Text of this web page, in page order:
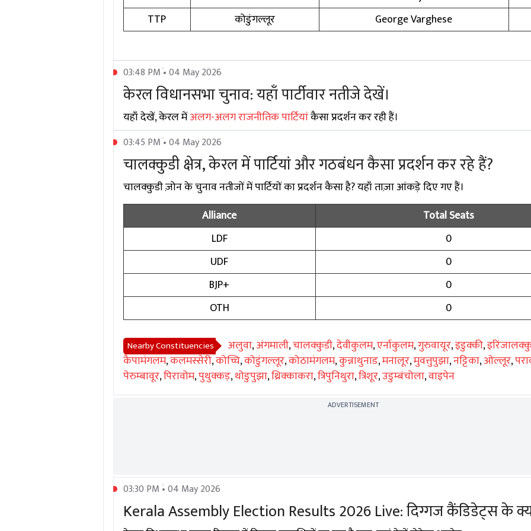
TTP
कोडुंगल्लूर George Varghese
03:48 PM • 04 May 2026
केरल विधानसभा चुनाव: यहाँ पार्टीवार नतीजे देखें।
यहाँ देखें, केरल मेंअलग-अलग राजनीतिक पार्टियांकैसा प्रदर्शन कर रही हैं।
03:45 PM • 04 May 2026
चालक्कुडी क्षेत्र, केरल में पार्टियां और गठबंधन कैसा प्रदर्शन कर रहे हैं?
चालक्कुडी ज़ोन के चुनाव नतीजों में पार्टियों का प्रदर्शन कैसा है? यहाँ ताज़ा आंकड़े दिए गए हैं।
Alliance
Total Seats
LDF
0
UDF
0
BJP+
0
OTH
0
Nearby Constituencies अलुवा,अंगमाली,चालक्कुडी,देवीकुलम,एर्नाकुलम,गुरुवायूर,इडुक्की,
कैपामंगलम,कलमस्सेरी,कोच्चि,कोडुंगल्लूर,कोठामंगलम,कुन्नाथुनाड,मनालूर,मुवत्तुपुझा,नट्टिका,ओल्लूर,
पेरुम्बावूर,पिरावोम,पुथुक्कड़,थोडुपुझा,थ्रिक्काकरा,त्रिपुनिथुरा,त्रिशूर,उडुम्बंचोला,वाइपेन
ADVERTISEMENT
03:30 PM • 04 May 2026
Kerala Assembly Election Results 2026 Live: दिग्गज कैंडिडेट्स के